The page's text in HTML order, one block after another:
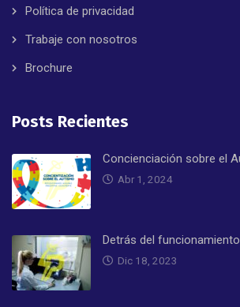
Política de privacidad
Trabaje con nosotros
Brochure
Posts Recientes
Concienciación sobre el
Abr 1, 2024
Detrás del
Dic 18, 2023